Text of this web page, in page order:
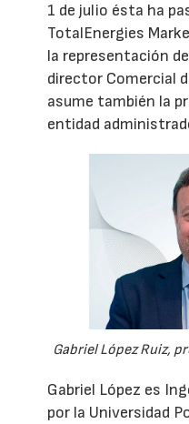
1 de julio ésta ha
TotalEnergies
la representación
director Comercial
asume también la
entidad
Gabriel López Ruiz,
Gabriel López es
por la Universidad